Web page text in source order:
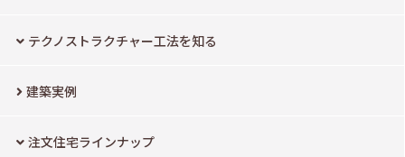
テクノストラクチャー工法を知る
建築実例
注文住宅ラインナップ